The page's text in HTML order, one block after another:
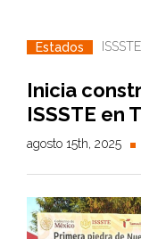
Estados ISSSTE
Inicia
ISSSTE en
agosto 15th, 2025